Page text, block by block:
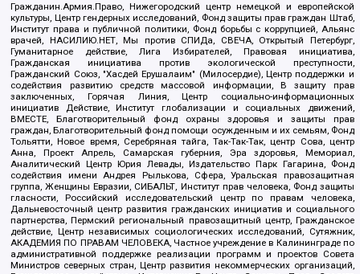
Гражданин.Армия.Право, Нижегородский центр немецкой и европейской
культуры, Центр гендерных исследований, Фонд защиты прав граждан Штаб,
Институт права и публичной политики, Фонд борьбы с коррупцией, Альянс
врачей, НАСИЛИЮ.НЕТ, Мы против СПИДа, СВЕЧА, Открытый Петербург,
Гуманитарное действие, Лига Избирателей, Правовая инициатива,
Гражданская инициатива против экологической преступности,
Гражданский Союз, "Хасдей Ерушалаим" (Милосердие), Центр поддержки и
содействия развитию средств массовой информации, В защиту прав
заключенных, Горячая Линия, Центр социально-информационных
инициатив Действие, Институт глобализации и социальных движений,
ВМЕСТЕ, Благотворительный фонд охраны здоровья и защиты прав
граждан, Благотворительный фонд помощи осужденным и их семьям, Фонд
Тольятти, Новое время, Серебряная тайга, Так-Так-Так, центр Сова, центр
Анна, Проект Апрель, Самарская губерния, Эра здоровья, Мемориал,
Аналитический Центр Юрия Левады, Издательство Парк Гагарина, Фонд
содействия имени Андрея Рылькова, Сфера, Уральская правозащитная
группа, Женщины Евразии, СИБАЛЬТ, Институт прав человека, Фонд защиты
гласности, Российский исследовательский центр по правам человека,
Дальневосточный центр развития гражданских инициатив и социального
партнерства, Пермский региональный правозащитный центр, Гражданское
действие, Центр независимых социологических исследований, Сутяжник,
АКАДЕМИЯ ПО ПРАВАМ ЧЕЛОВЕКА, Частное учреждение в Калининграде по
административной поддержке реализации программ и проектов Совета
Министров северных стран, Центр развития некоммерческих организаций,